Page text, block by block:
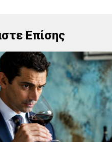
Επίσης